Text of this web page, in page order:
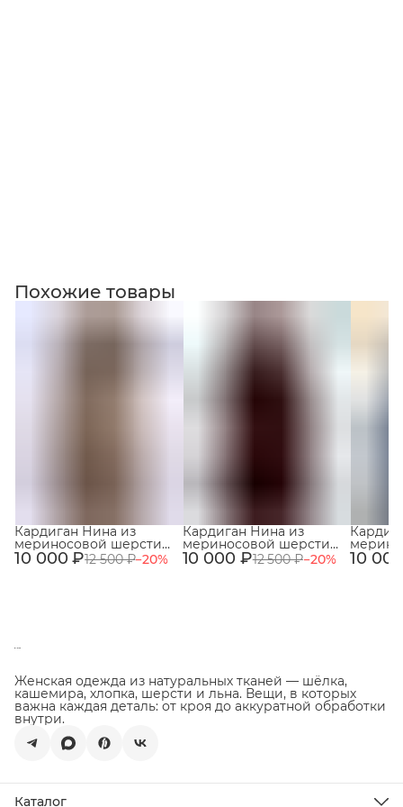
Похожие товары
10 000 ₽12 500 ₽−20%
Кардиган Нина из
мериносовой шерсти
100% Кофейный 10 000 ₽12 500 ₽−20%
Кардиган Нина из
мериносовой шерсти
100% Каштановый 10
100%
Женская одежда из натуральных тканей — шёлка,
кашемира, хлопка, шерсти и льна. Вещи, в которых
важна каждая деталь: от кроя до аккуратной обработки
внутри.
Каталог